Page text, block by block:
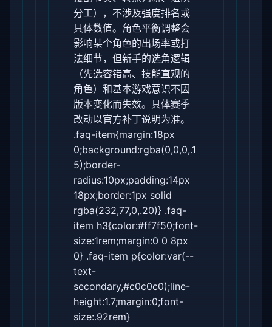
分工），不涉及强度排名或
具体数值。角色平衡调整会
影响某个角色的出场率或打
法细节，但新手的选角逻辑
（先选容错高、技能直观的
角色）和基本游戏意识不因
版本变化而失效。具体赛季
改动以官方补丁说明为准。
.faq-item{margin:18px
0;background:rgba(0,0,0,.1
5);border-
radius:10px;padding:14px
18px;border:1px solid
rgba(232,77,0,.20)} .faq-
item h3{color:#ff7f50;font-
size:1rem;margin:0 0 8px
0} .faq-item p{color:var(--
text-
secondary,#c0c0c0);line-
height:1.7;margin:0;font-
size:.92rem}